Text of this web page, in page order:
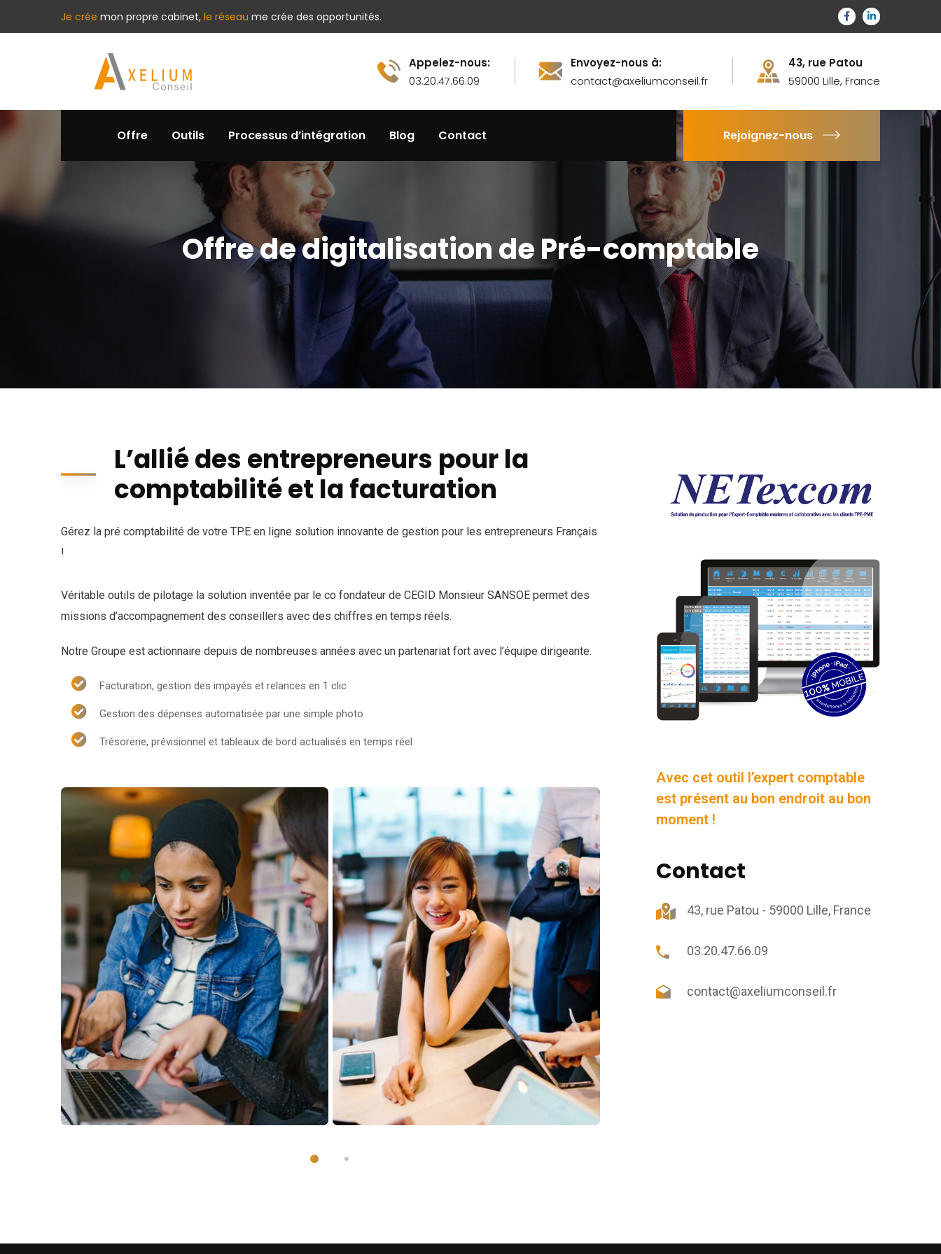
Je crée mon propre cabinet, le réseau me crée des opportunités.
Appelez-nous:
03.20.47.66.09
Envoyez-nous à:
contact@axeliumconseil.fr
43, rue Patou
59000 Lille, France
Offre Outils Processus d’intégration Blog Contact Rejoignez-nous
Offre de digitalisation de Pré-comptable
L’allié des entrepreneurs pour la
comptabilité et la facturation
Gérez la pré comptabilité de votre TPE en ligne solution innovante de gestion pour les entrepreneurs Français
!
Véritable outils de pilotage la solution inventée par le co fondateur de CEGID Monsieur SANSOE permet des
missions d’accompagnement des conseillers avec des chiffres en temps réels.
Notre Groupe est actionnaire depuis de nombreuses années avec un partenariat fort avec l’équipe dirigeante.
Facturation, gestion des impayés et relances en 1 clic
Gestion des dépenses automatisée par une simple photo
Trésorerie, prévisionnel et tableaux de bord actualisés en temps réel
Avec cet outil l’expert comptable
est présent au bon endroit au bon
moment !
Contact
43, rue Patou - 59000 Lille, France
03.20.47.66.09
contact@axeliumconseil.fr